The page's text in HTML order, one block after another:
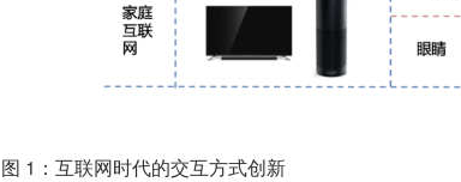
图 1：互联网时代的交互方式创新